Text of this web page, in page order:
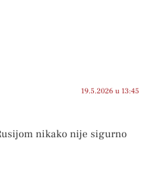
19.5.2026 u 13:45
nikako nije sigurno